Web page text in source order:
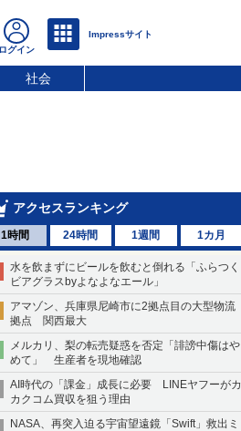
社会
アクセスランキング
1時間 24時間 1週間 1カ月
水を飲まずにビールを飲むと倒れる「ふらつく
ビアグラスbyよなよなエール」
アマゾン、兵庫県尼崎市に2拠点目の大型物流
拠点 関西最大
メルカリ、梨の転売疑惑を否定「誹謗中傷はや
めて」 生産者を現地確認
AI時代の「課金」成長に必要 LINEヤフーがカ
カクコム買収を狙う理由
NASA、再突入迫る宇宙望遠鏡「Swift」救出ミ